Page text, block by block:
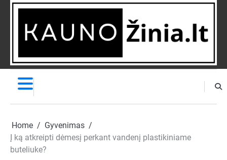
Skip
NAUJIENĄ
Home
Gyvenimas
Į ką atkreipti dėmesį perkant vandenį plastikiniame
buteliuke?